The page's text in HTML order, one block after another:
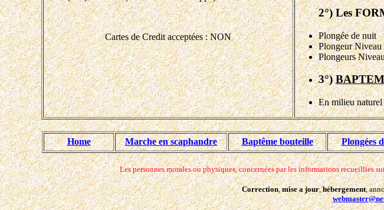
Cartes de Credit acceptées : NON
2°) Les
Plongée de nuit
Plongeur Niveau
Plongeurs
3°)
En milieu naturel
Home Marche en scaphandre Baptême bouteille Plongées
Les personnes morales ou physiques, concernées par les informations recueillies
Correction,mise a jour,hébergement,